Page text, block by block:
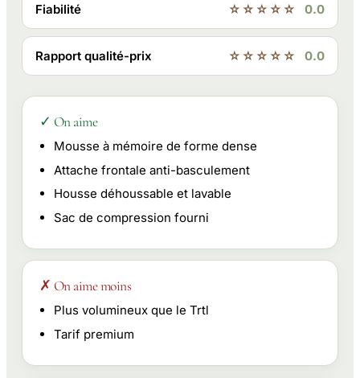
Fiabilité ☆☆☆☆☆ 0.0
Rapport qualité-prix ☆☆☆☆☆ 0.0
✓ On aime
Mousse à mémoire de forme dense
Attache frontale anti-basculement
Housse déhoussable et lavable
Sac de compression fourni
✗ On aime moins
Plus volumineux que le Trtl
Tarif premium